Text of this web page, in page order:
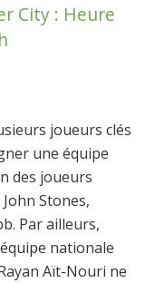
City : Heure
joueurs clés
une équipe
des joueurs
Stones,
Par ailleurs,
nationale
Aït-Nouri ne